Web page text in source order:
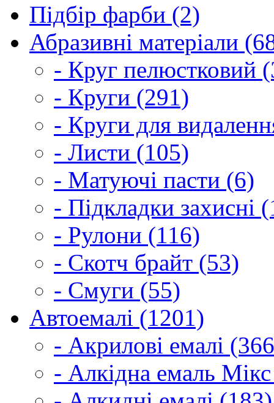
Підбір фарби (2)
Абразивні матеріали
- Круг пелюстковий
- Круги (291)
- Круги для
- Листи (105)
- Матуючі пасти (6)
- Підкладки захисні
- Рулони (116)
- Скотч брайт (53)
- Смуги (55)
Автоемалі (1201)
- Акрилові емалі
- Алкідна емаль